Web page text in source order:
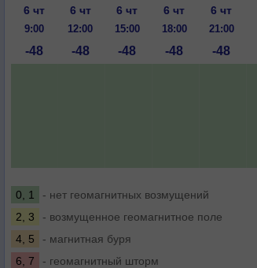
6 чт
6 чт 6 чт 6 чт 6 чт
9:00 12:00 15:00 18:00 21:00
-48 -48 -48 -48 -48
0, 1
- нет геомагнитных возмущений
2, 3
- возмущенное геомагнитное поле
4, 5
- магнитная буря
6, 7
- геомагнитный шторм